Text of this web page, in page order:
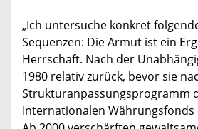
„Ich untersuche konkret
Sequenzen: Die Armut ist ein
Herrschaft. Nach der
1980 relativ zurück, bevor sie
Strukturanpassungsprogramm
Internationalen Währungsfonds